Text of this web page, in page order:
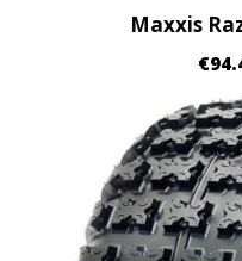
Maxxis
€